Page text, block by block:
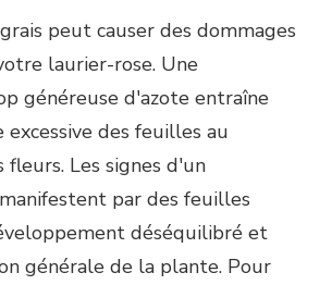
peut causer des dommages
laurier-rose. Une
généreuse d'azote entraîne
excessive des feuilles au
Les signes d'un
par des feuilles
déséquilibré et
générale de la plante. Pour